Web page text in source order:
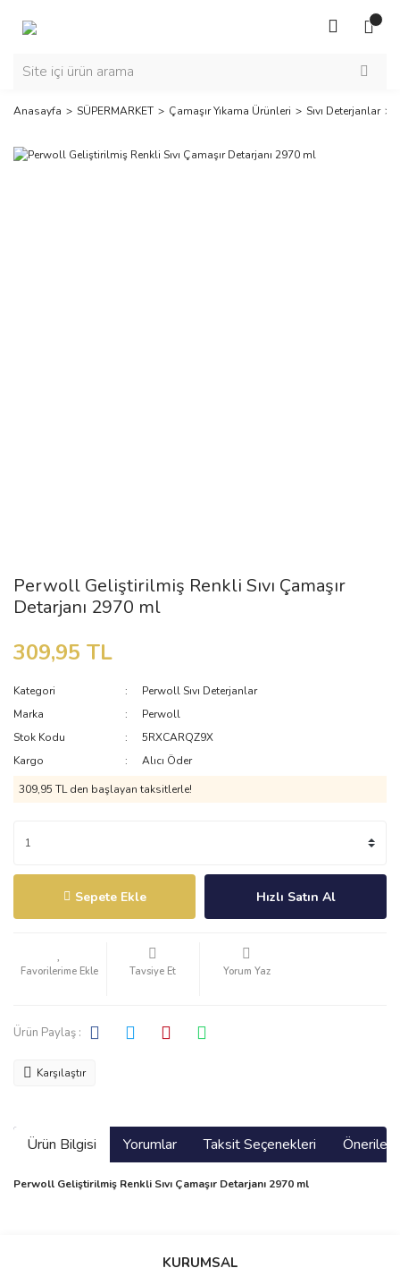
Anasayfa SÜPERMARKET Çamaşır Yıkama Ürünleri Sıvı Deterjanlar
Perwoll Geliştirilmiş Renkli Sıvı Çamaşır
Detarjanı 2970 ml
309,95 TL
Kategori
Perwoll Sıvı Deterjanlar
Marka
Perwoll
Stok Kodu
5RXCARQZ9X
Kargo
Alıcı Öder
309,95 TL den başlayan taksitlerle!
Sepete Ekle Hızlı Satın Al
Tavsiye Et Yorum Yaz
Ürün Paylaş :
Karşılaştır
Ürün Bilgisi Yorumlar Taksit Seçenekleri
Perwoll Geliştirilmiş Renkli Sıvı Çamaşır Detarjanı 2970 ml
Bu ürüne ilk yorumu siz yapın!
KURUMSAL